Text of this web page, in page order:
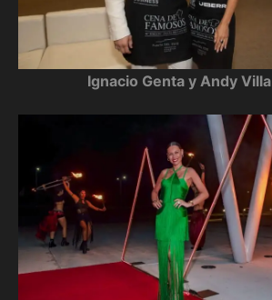
Ignacio Genta y Andy Villa